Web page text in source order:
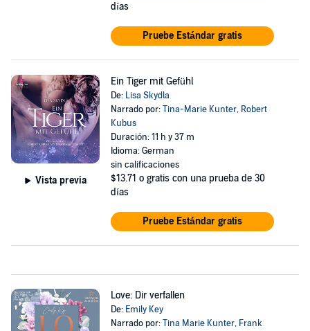
días
Pruebe Estándar gratis
Vista previa
Ein Tiger mit Gefühl
De: Lisa Skydla
Narrado por:Tina-Marie Kunter, Robert
Kubus
Duración: 11 h y 37 m
Idioma: German
sin calificaciones
$13.71 o gratis con una prueba de 30
días
Pruebe Estándar gratis
Love: Dir verfallen
De: Emily Key
Narrado por:Tina Marie Kunter, Frank